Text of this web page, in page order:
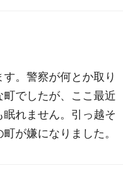
。警察が何とか取り
でしたが、ここ最近
れません。引っ越そ
が嫌になりました。